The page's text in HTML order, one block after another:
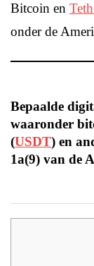
Bitcoin en
onder de
Bepaalde
waaronder
(USDT) en
1a(9) van de